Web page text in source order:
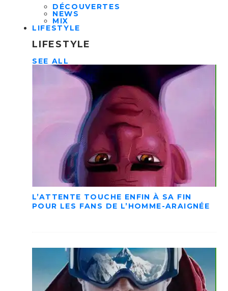
DÉCOUVERTES
NEWS
MIX
LIFESTYLE
LIFESTYLE
SEE ALL
L’ATTENTE TOUCHE ENFIN À SA FIN
POUR LES FANS DE L’HOMME-ARAIGNÉE